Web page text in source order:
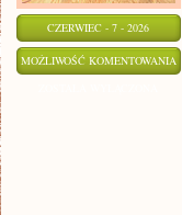
CZERWIEC - 7 - 2026
MOŻLIWOŚĆ KOMENTOWANIA